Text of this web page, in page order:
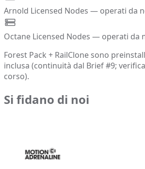
Arnold Licensed Nodes — operati da
Octane Licensed Nodes — operati da
Forest Pack + RailClone sono
inclusa (continuità dal Brief #9;
corso).
Si fidano di noi